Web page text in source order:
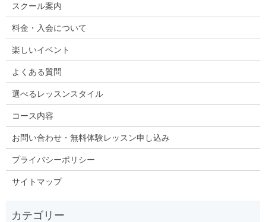
スクール案内
料金・入会について
楽しいイベント
よくある質問
選べるレッスンスタイル
コース内容
お問い合わせ・無料体験レッスン申し込み
プライバシーポリシー
サイトマップ